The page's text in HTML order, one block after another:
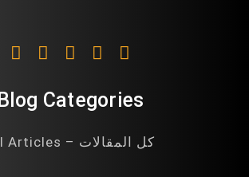
Blog Categories
All Articles – كل المقالات